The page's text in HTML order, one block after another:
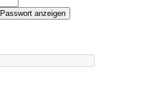
Passwort anzeigen